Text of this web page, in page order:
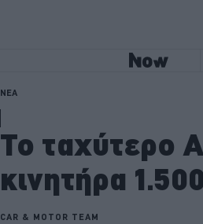
ΝΕΑ
Το ταχύτερο
κινητήρα
CAR & MOTOR TEAM